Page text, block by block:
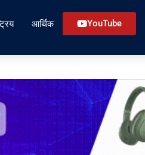
आर्थिक YouTube